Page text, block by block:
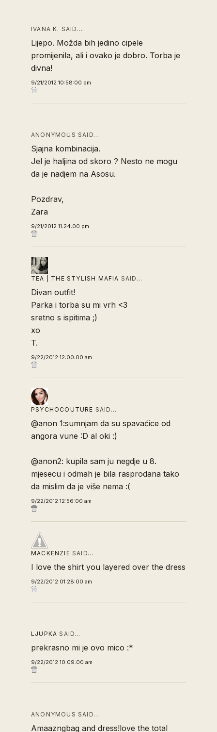
IVANA K. SAID…
Lijepo. Možda bih jedino cipele
promijenila, ali i ovako je dobro. Torba je
divna!
9/21/2012 10:58:00 pm
ANONYMOUS SAID…
Sjajna kombinacija.
Jel je haljina od skoro ? Nesto ne mogu
da je nadjem na Asosu.
Pozdrav,
Zara
9/21/2012 11:24:00 pm
TEA | THE STYLISH MAFIA SAID…
Divan outfit!
Parka i torba su mi vrh <3
sretno s ispitima ;)
xo
T.
9/22/2012 12:00:00 am
PSYCHOCOUTURE SAID…
@anon 1:sumnjam da su spavaćice od
angora vune :D al oki :)
@anon2: kupila sam ju negdje u 8.
mjesecu i odmah je bila rasprodana tako
da mislim da je više nema :(
9/22/2012 12:56:00 am
MACKENZIE SAID…
I love the shirt you layered over the dress
9/22/2012 01:28:00 am
LJUPKA SAID…
prekrasno mi je ovo mico :*
9/22/2012 10:09:00 am
ANONYMOUS SAID…
Amaazngbag and dress!love the total